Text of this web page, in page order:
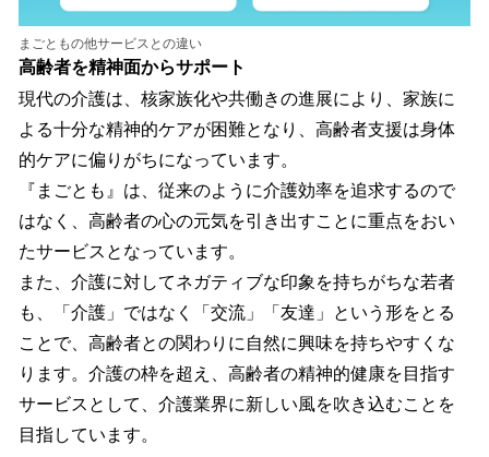
まごともの他サービスとの違い
高齢者を精神面からサポート
現代の介護は、核家族化や共働きの進展により、家族に
よる十分な精神的ケアが困難となり、高齢者支援は身体
的ケアに偏りがちになっています。
『まごとも』は、従来のように介護効率を追求するので
はなく、高齢者の心の元気を引き出すことに重点をおい
たサービスとなっています。
また、介護に対してネガティブな印象を持ちがちな若者
も、「介護」ではなく「交流」「友達」という形をとる
ことで、高齢者との関わりに自然に興味を持ちやすくな
ります。介護の枠を超え、高齢者の精神的健康を目指す
サービスとして、介護業界に新しい風を吹き込むことを
目指しています。